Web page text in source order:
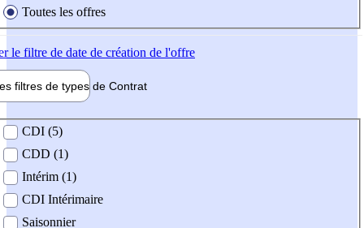
Toutes les offres
le filtre de date de création de l'offre
filtres de types de Contrat
contrat
CDI (5)
CDD (1)
Intérim (1)
CDI Intérimaire
Saisonnier